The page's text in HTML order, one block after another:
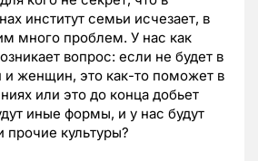
институт семьи исчезает, в
много проблем. У нас как
вопрос: если не будет в
женщин, это как-то поможет в
или это до конца добьет
иные формы, и у нас будут
прочие культуры?